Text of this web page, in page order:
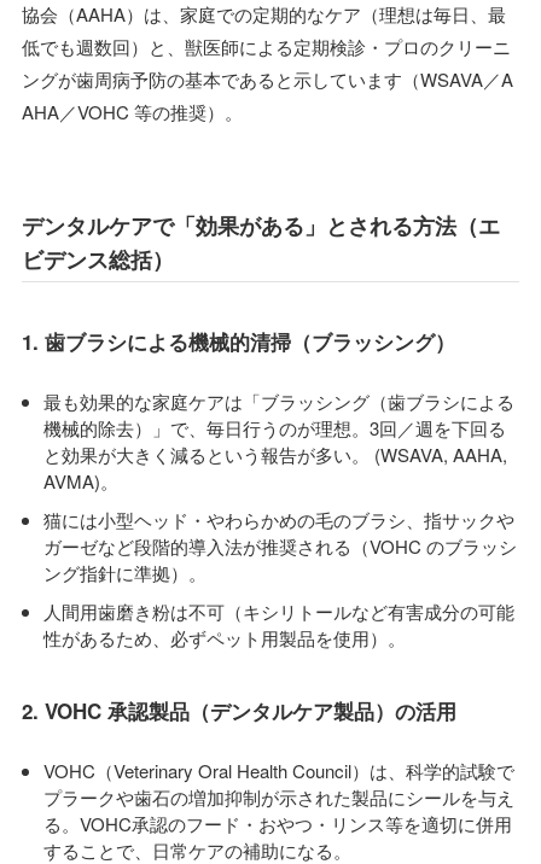
協会（AAHA）は、家庭での定期的なケア（理想は毎日、最
低でも週数回）と、獣医師による定期検診・プロのクリーニ
ングが歯周病予防の基本であると示しています（WSAVA／A
AHA／VOHC 等の推奨）。
デンタルケアで「効果がある」とされる方法（エ
ビデンス総括）
1. 歯ブラシによる機械的清掃（ブラッシング）
最も効果的な家庭ケアは「ブラッシング（歯ブラシによる
機械的除去）」で、毎日行うのが理想。3回／週を下回る
と効果が大きく減るという報告が多い。 (WSAVA, AAHA,
AVMA)。
猫には小型ヘッド・やわらかめの毛のブラシ、指サックや
ガーゼなど段階的導入法が推奨される（VOHC のブラッシ
ング指針に準拠）。
人間用歯磨き粉は不可（キシリトールなど有害成分の可能
性があるため、必ずペット用製品を使用）。
2. VOHC 承認製品（デンタルケア製品）の活用
VOHC（Veterinary Oral Health Council）は、科学的試験で
プラークや歯石の増加抑制が示された製品にシールを与え
る。VOHC承認のフード・おやつ・リンス等を適切に併用
することで、日常ケアの補助になる。